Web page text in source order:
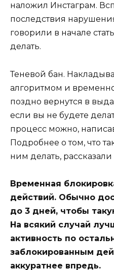
наложил Инстаграм.
последствия
говорили в начале
делать.
Теневой бан.
алгоритмом и
поздно вернутся в
если вы не будете
процесс можно,
Подробнее о том, что
ним делать, рассказали
Временная
действий. Обычно
до 3 дней, чтобы
На всякий случай
активность по
заблокированным
аккуратнее впредь.